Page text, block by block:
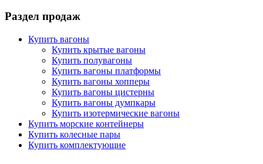
Раздел продаж
Купить вагоны
Купить крытые вагоны
Купить полувагоны
Купить вагоны платформы
Купить вагоны хопперы
Купить вагоны цистерны
Купить вагоны думпкары
Купить изотермические вагоны
Купить морские контейнеры
Купить колесные пары
Купить комплектующие